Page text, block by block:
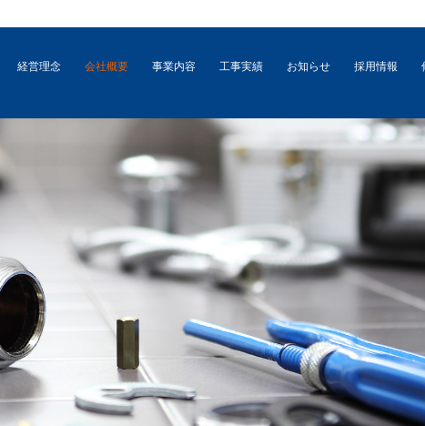
経営理念 会社概要 事業内容 工事実績 お知らせ 採用情報